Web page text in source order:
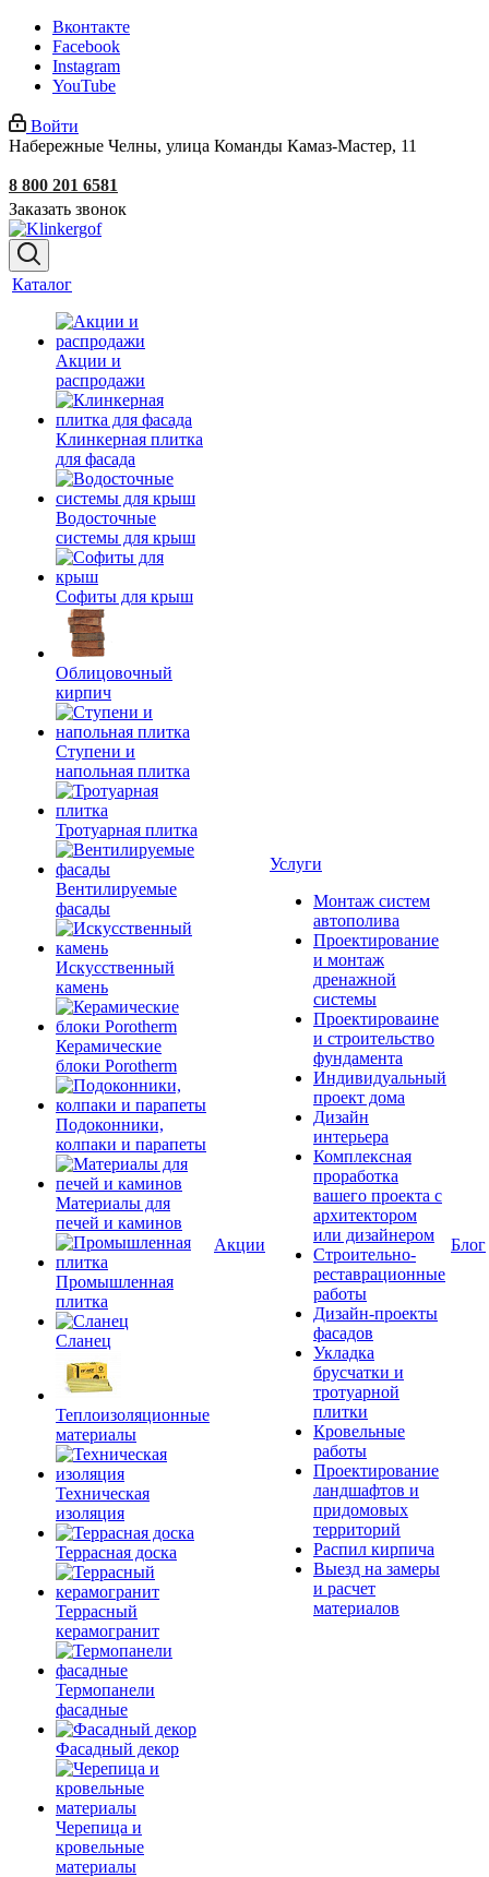
Вконтакте
Facebook
Instagram
YouTube
Войти
Набережные Челны, улица Команды Камаз-Мастер, 11
8 800 201 6581
Заказать звонок
Каталог
Акции и
распродажи
Клинкерная плитка
для фасада
Водосточные
системы для крыш
Софиты для крыш
Облицовочный
кирпич
Ступени и
напольная плитка
Тротуарная плитка
Вентилируемые
фасады
Искусственный
камень
Керамические
блоки Porotherm
Подоконники,
колпаки и парапеты
Материалы для
печей и каминов
Промышленная
плитка
Сланец
Теплоизоляционные
материалы
Техническая
изоляция
Террасная доска
Террасный
керамогранит
Термопанели
фасадные
Фасадный декор
Черепица и
кровельные
материалы
Акции
Услуги
Монтаж систем
автополива
Проектирование
и монтаж
дренажной
системы
Проектироваине
и строительство
фундамента
Индивидуальный
проект дома
Дизайн
интерьера
Комплексная
проработка
вашего проекта с
архитектором
или дизайнером
Строительно-
реставрационные
работы
Дизайн-проекты
фасадов
Укладка
брусчатки и
тротуарной
плитки
Кровельные
работы
Проектирование
ландшафтов и
придомовых
территорий
Распил кирпича
Выезд на замеры
и расчет
материалов
Блог